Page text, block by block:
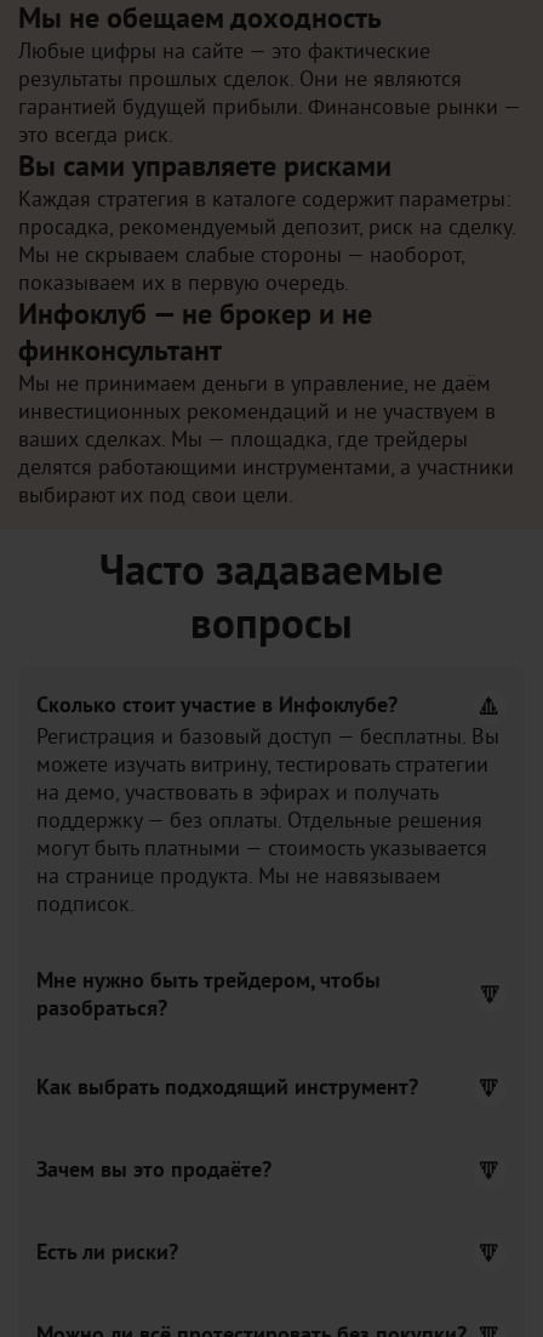
Мы не обещаем доходность
Любые цифры на сайте — это фактические
результаты прошлых сделок. Они не являются
гарантией будущей прибыли. Финансовые рынки —
это всегда риск.
Вы сами управляете рисками
Каждая стратегия в каталоге содержит параметры:
просадка, рекомендуемый депозит, риск на сделку.
Мы не скрываем слабые стороны — наоборот,
показываем их в первую очередь.
Инфоклуб — не брокер и не
финконсультант
Мы не принимаем деньги в управление, не даём
инвестиционных рекомендаций и не участвуем в
ваших сделках. Мы — площадка, где трейдеры
делятся работающими инструментами, а участники
выбирают их под свои цели.
Часто задаваемые
вопросы
Сколько стоит участие в Инфоклубе?
Регистрация и базовый доступ — бесплатны. Вы
можете изучать витрину, тестировать стратегии
на демо, участвовать в эфирах и получать
поддержку — без оплаты. Отдельные решения
могут быть платными — стоимость указывается
на странице продукта. Мы не навязываем
подписок.
Мне нужно быть трейдером, чтобы
разобраться?
Как выбрать подходящий инструмент?
Зачем вы это продаёте?
Есть ли риски?